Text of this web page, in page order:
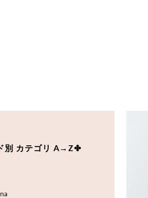
別 カテゴリ A→Z✤